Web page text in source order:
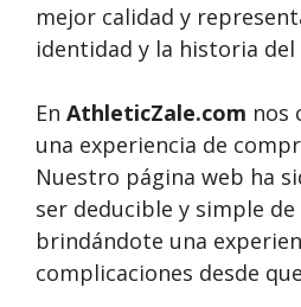
mejor calidad y
identidad y la historia del
En AthleticZale.com nos
una experiencia de
Nuestro página web ha
ser deducible y simple de
brindándote una
complicaciones desde